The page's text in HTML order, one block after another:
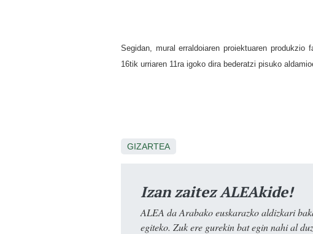
Segidan, mural erraldoiaren proiektuaren produkzio
16tik urriaren 11ra igoko dira bederatzi pisuko
GIZARTEA
Izan zaitez ALEAkide!
ALEA da Arabako euskarazko aldizkari
egiteko. Zuk ere gurekin bat egin nahi al